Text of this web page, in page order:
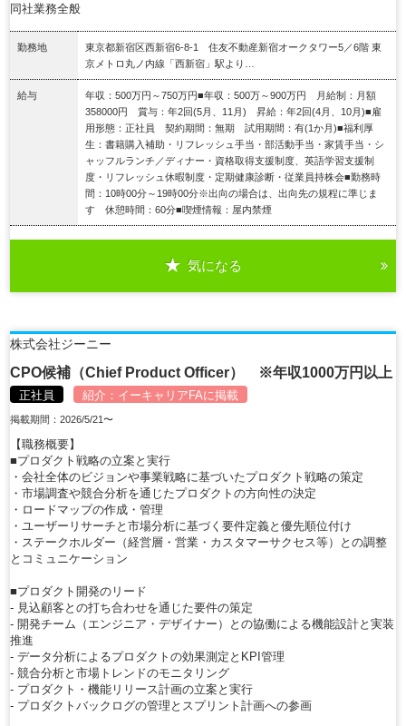
同社業務全般
勤務地
東京都新宿区西新宿6-8-1 住友不動産新宿オークタワー5／6階 東
京メトロ丸ノ内線「西新宿」駅より…
給与
年収：500万円～750万円■年収：500万～900万円 月給制：月額
358000円 賞与：年2回(5月、11月) 昇給：年2回(4月、10月)■雇
用形態：正社員 契約期間：無期 試用期間：有(1か月)■福利厚
生：書籍購入補助・リフレッシュ手当・部活動手当・家賃手当・シ
ャッフルランチ／ディナー・資格取得支援制度、英語学習支援制
度・リフレッシュ休暇制度・定期健康診断・従業員持株会■勤務時
間：10時00分～19時00分※出向の場合は、出向先の規程に準じま
す 休憩時間：60分■喫煙情報：屋内禁煙
気になる
株式会社ジーニー
CPO候補（Chief Product Officer） ※年収1000万円以上
正社員 紹介： イーキャリアFAに掲載
掲載期間：2026/5/21〜
【職務概要】
■プロダクト戦略の立案と実行
・会社全体のビジョンや事業戦略に基づいたプロダクト戦略の策定
・市場調査や競合分析を通じたプロダクトの方向性の決定
・ロードマップの作成・管理
・ユーザーリサーチと市場分析に基づく要件定義と優先順位付け
・ステークホルダー（経営層・営業・カスタマーサクセス等）との調整
とコミュニケーション
■プロダクト開発のリード
- 見込顧客との打ち合わせを通じた要件の策定
- 開発チーム（エンジニア・デザイナー）との協働による機能設計と実装
推進
- データ分析によるプロダクトの効果測定とKPI管理
- 競合分析と市場トレンドのモニタリング
- プロダクト・機能リリース計画の立案と実行
- プロダクトバックログの管理とスプリント計画への参画